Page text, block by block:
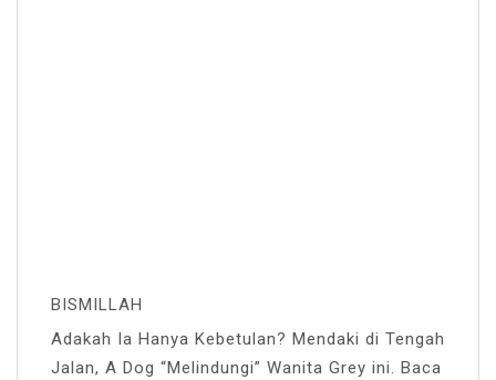
BISMILLAH
Adakah Ia Hanya Kebetulan? Mendaki di Tengah
Jalan, A Dog “Melindungi” Wanita Grey ini. Baca